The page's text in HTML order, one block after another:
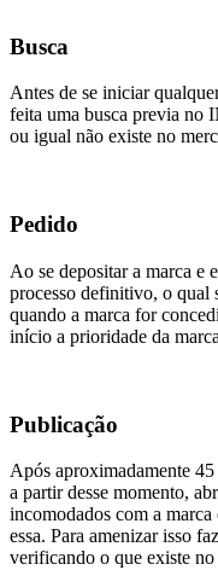
Busca
Antes de se iniciar
feita uma busca previa no
ou igual não existe no
Pedido
Ao se depositar a marca e
processo definitivo, o qual
quando a marca for
início a prioridade da
Publicação
Após aproximadamente
a partir desse momento,
incomodados com a
essa. Para amenizar isso
verificando o que existe